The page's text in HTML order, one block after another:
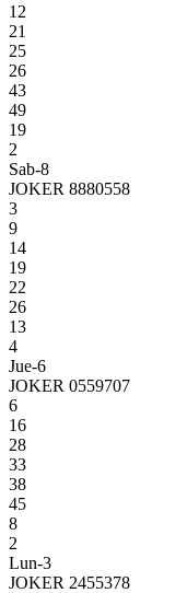
12
21
25
26
43
49
19
2
Sab-8
JOKER 8880558
3
9
14
19
22
26
13
4
Jue-6
JOKER 0559707
6
16
28
33
38
45
8
2
Lun-3
JOKER 2455378